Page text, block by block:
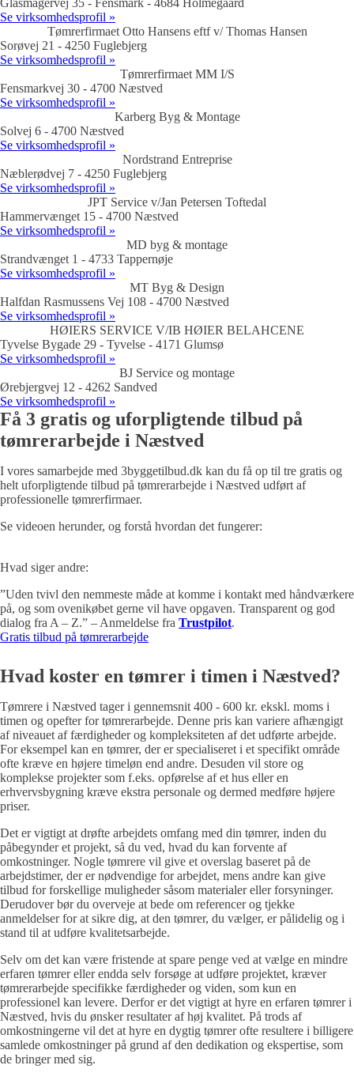
Glasmagervej 35 - Fensmark - 4684 Holmegaard
Se virksomhedsprofil »
Tømrerfirmaet Otto Hansens eftf v/ Thomas Hansen
Sorøvej 21 - 4250 Fuglebjerg
Se virksomhedsprofil »
Tømrerfirmaet MM I/S
Fensmarkvej 30 - 4700 Næstved
Se virksomhedsprofil »
Karberg Byg & Montage
Solvej 6 - 4700 Næstved
Se virksomhedsprofil »
Nordstrand Entreprise
Næblerødvej 7 - 4250 Fuglebjerg
Se virksomhedsprofil »
JPT Service v/Jan Petersen Toftedal
Hammervænget 15 - 4700 Næstved
Se virksomhedsprofil »
MD byg & montage
Strandvænget 1 - 4733 Tappernøje
Se virksomhedsprofil »
MT Byg & Design
Halfdan Rasmussens Vej 108 - 4700 Næstved
Se virksomhedsprofil »
HØIERS SERVICE V/IB HØIER BELAHCENE
Tyvelse Bygade 29 - Tyvelse - 4171 Glumsø
Se virksomhedsprofil »
BJ Service og montage
Ørebjergvej 12 - 4262 Sandved
Se virksomhedsprofil »
Få 3 gratis og uforpligtende tilbud på
tømrerarbejde i Næstved
I vores samarbejde med 3byggetilbud.dk kan du få op til tre gratis og
helt uforpligtende tilbud på tømrerarbejde i Næstved udført af
professionelle tømrerfirmaer.
Se videoen herunder, og forstå hvordan det fungerer:
Hvad siger andre:
”Uden tvivl den nemmeste måde at komme i kontakt med håndværkere
på, og som ovenikøbet gerne vil have opgaven. Transparent og god
dialog fra A – Z.” – Anmeldelse fra Trustpilot.
Gratis tilbud på tømrerarbejde
Hvad koster en tømrer i timen i Næstved?
Tømrere i Næstved tager i gennemsnit 400 - 600 kr. ekskl. moms i
timen og opefter for tømrerarbejde. Denne pris kan variere afhængigt
af niveauet af færdigheder og kompleksiteten af det udførte arbejde.
For eksempel kan en tømrer, der er specialiseret i et specifikt område
ofte kræve en højere timeløn end andre. Desuden vil store og
komplekse projekter som f.eks. opførelse af et hus eller en
erhvervsbygning kræve ekstra personale og dermed medføre højere
priser.
Det er vigtigt at drøfte arbejdets omfang med din tømrer, inden du
påbegynder et projekt, så du ved, hvad du kan forvente af
omkostninger. Nogle tømrere vil give et overslag baseret på de
arbejdstimer, der er nødvendige for arbejdet, mens andre kan give
tilbud for forskellige muligheder såsom materialer eller forsyninger.
Derudover bør du overveje at bede om referencer og tjekke
anmeldelser for at sikre dig, at den tømrer, du vælger, er pålidelig og i
stand til at udføre kvalitetsarbejde.
Selv om det kan være fristende at spare penge ved at vælge en mindre
erfaren tømrer eller endda selv forsøge at udføre projektet, kræver
tømrerarbejde specifikke færdigheder og viden, som kun en
professionel kan levere. Derfor er det vigtigt at hyre en erfaren tømrer i
Næstved, hvis du ønsker resultater af høj kvalitet. På trods af
omkostningerne vil det at hyre en dygtig tømrer ofte resultere i billigere
samlede omkostninger på grund af den dedikation og ekspertise, som
de bringer med sig.